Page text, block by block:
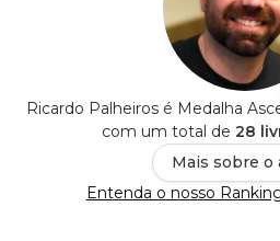
Ricardo Palheiros é Medalha
com um total de 28
Mais sobre o
Entenda o nosso